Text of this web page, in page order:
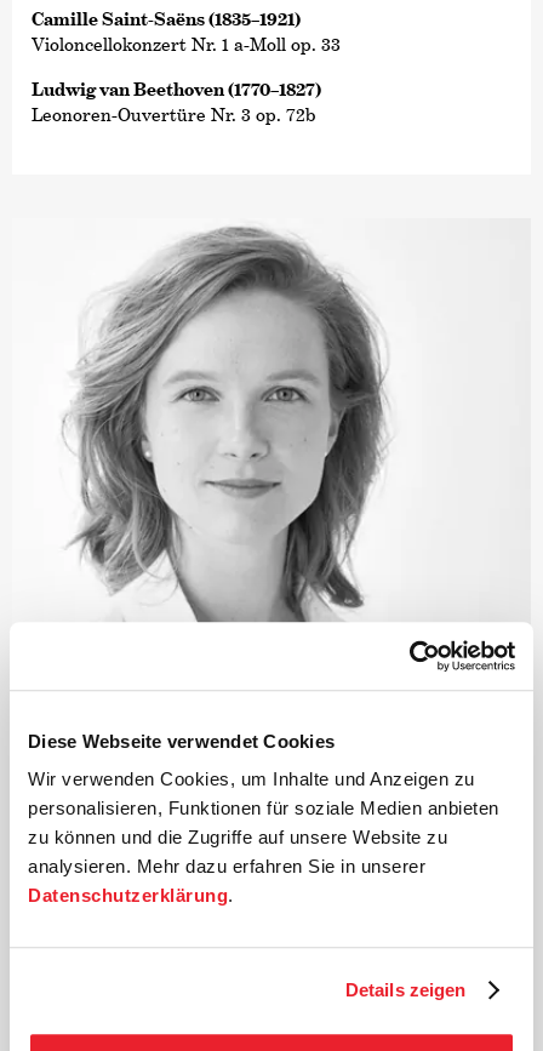
Diese Webseite verwendet Cookies
Wir verwenden Cookies, um Inhalte und Anzeigen zu
personalisieren, Funktionen für soziale Medien anbieten
zu können und die Zugriffe auf unsere Website zu
analysieren. Mehr dazu erfahren Sie in unserer
Datenschutzerklärung.
Details zeigen
Camille Saint-Saëns (1835–1921)
Violoncellokonzert Nr. 1 a-Moll op. 33
Ludwig van Beethoven (1770–1827)
Leonoren-Ouvertüre Nr. 3 op. 72b
Dirigentin
Mirga Gražinytė-Tyla
Als Kind einer Musikerfamilie im litauischen Vilnius
geboren, studierte Mirga Gražinytė-Tyla zunächst Chor-
Leipzig und schließlich an der Zürcher Hochschule der